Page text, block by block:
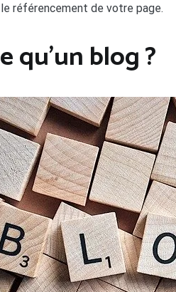
le référencement de votre page.
qu’un blog ?